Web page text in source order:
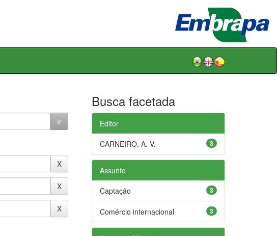
Busca facetada
Editor
3
CARNEIRO, A. V.
Assunto
3
Captação
3
Comércio internacional